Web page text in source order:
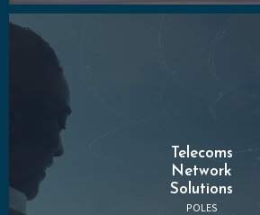
Telecoms
Network
Solutions
POLES